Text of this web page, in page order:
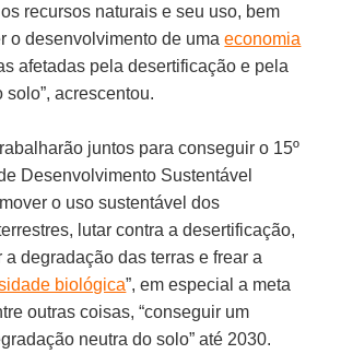
recursos naturais e seu uso, bem
o desenvolvimento de umaeconomia
afetadas pela desertificação e pela
acrescentou.
juntos para conseguir o 15º
Desenvolvimento Sustentável
o uso sustentável dos
lutar contra a desertificação,
a degradação das terras e frear a
biológica”, em especial a meta
outras coisas, “conseguir um
neutra do solo” até 2030.